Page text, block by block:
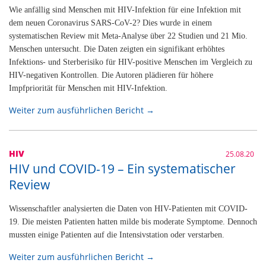
Wie anfällig sind Menschen mit HIV-Infektion für eine Infektion mit
dem neuen Coronavirus SARS-CoV-2? Dies wurde in einem
systematischen Review mit Meta-Analyse über 22 Studien und 21 Mio.
Menschen untersucht. Die Daten zeigten ein signifikant erhöhtes
Infektions- und Sterberisiko für HIV-positive Menschen im Vergleich zu
HIV-negativen Kontrollen. Die Autoren plädieren für höhere
Impfpriorität für Menschen mit HIV-Infektion.
Weiter zum ausführlichen Bericht →
HIV 25.08.20
HIV und COVID-19 – Ein systematischer
Review
Wissenschaftler analysierten die Daten von HIV-Patienten mit COVID-
19. Die meisten Patienten hatten milde bis moderate Symptome. Dennoch
mussten einige Patienten auf die Intensivstation oder verstarben.
Weiter zum ausführlichen Bericht →